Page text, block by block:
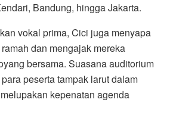
Bandung, hingga Jakarta.
vokal prima, Cici juga menyapa
dan mengajak mereka
bersama. Suasana auditorium
peserta tampak larut dalam
kepenatan agenda